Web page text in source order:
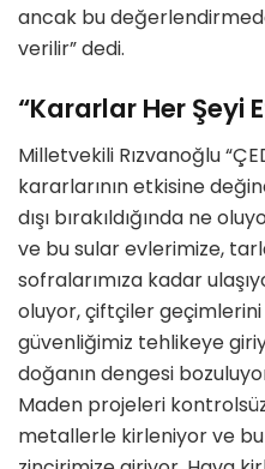
ancak bu
verilir” dedi.
“Kararlar Her Şeyi
Milletvekili Rızvanoğlu
kararlarının etkisine
dışı bırakıldığında ne
ve bu sular evlerimize,
sofralarımıza kadar
oluyor, çiftçiler
güvenliğimiz tehlikeye
doğanın dengesi
Maden projeleri
metallerle kirleniyor ve